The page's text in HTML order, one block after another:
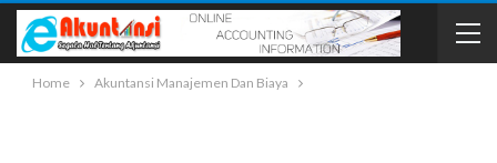
Home Akuntansi Manajemen Dan Biaya